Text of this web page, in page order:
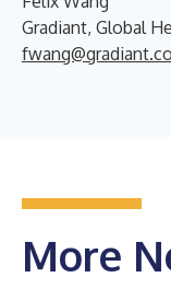
Gradiant, Global
More